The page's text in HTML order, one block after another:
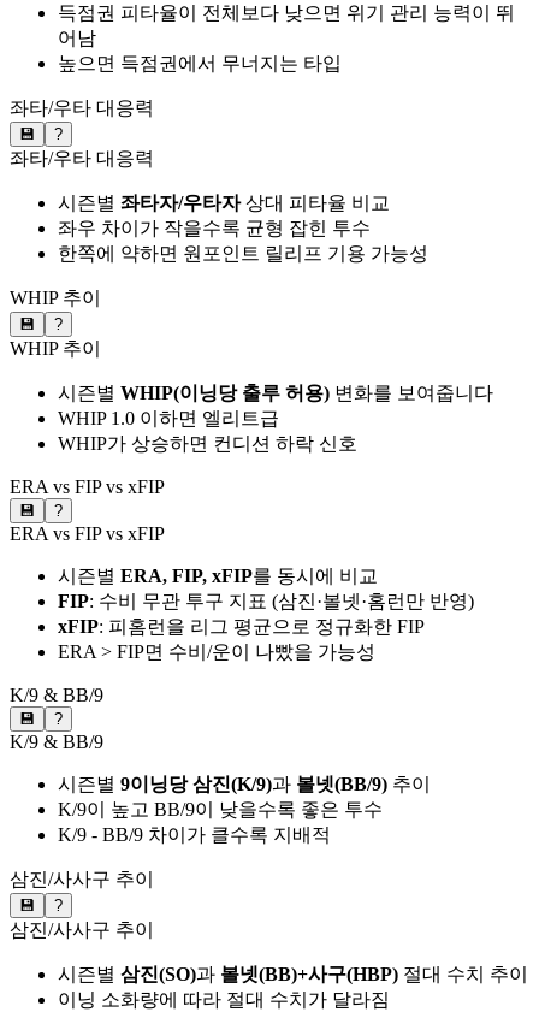
득점권 피타율이 전체보다 낮으면 위기 관리 능력이 뛰
어남
높으면 득점권에서 무너지는 타입
좌타/우타 대응력
💾 ?
좌타/우타 대응력
시즌별 좌타자/우타자상대 피타율 비교
좌우 차이가 작을수록 균형 잡힌 투수
한쪽에 약하면 원포인트 릴리프 기용 가능성
WHIP 추이
💾 ?
WHIP 추이
시즌별 WHIP(이닝당 출루 허용) 변화를 보여줍니다
WHIP 1.0 이하면 엘리트급
WHIP가 상승하면 컨디션 하락 신호
ERA vs FIP vs xFIP
💾 ?
ERA vs FIP vs xFIP
시즌별 ERA, FIP, xFIP를 동시에 비교
FIP: 수비 무관 투구 지표 (삼진·볼넷·홈런만 반영)
xFIP: 피홈런을 리그 평균으로 정규화한 FIP
ERA > FIP면 수비/운이 나빴을 가능성
K/9 & BB/9
💾 ?
K/9 & BB/9
시즌별 9이닝당 삼진(K/9)과 볼넷(BB/9) 추이
K/9이 높고 BB/9이 낮을수록 좋은 투수
K/9 - BB/9 차이가 클수록 지배적
삼진/사사구 추이
💾 ?
삼진/사사구 추이
시즌별 삼진(SO)과 볼넷(BB)+사구(HBP) 절대 수치 추이
이닝 소화량에 따라 절대 수치가 달라짐